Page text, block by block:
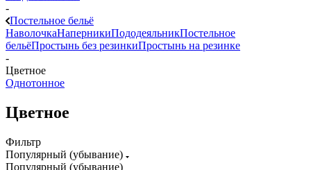
-
Постельное бельё
НаволочкаНаперникиПододеяльникПостельное
бельёПростынь без резинкиПростынь на резинке
-
Цветное
Однотонное
Цветное
Фильтр
Популярный (убывание)
Популярный (убывание)